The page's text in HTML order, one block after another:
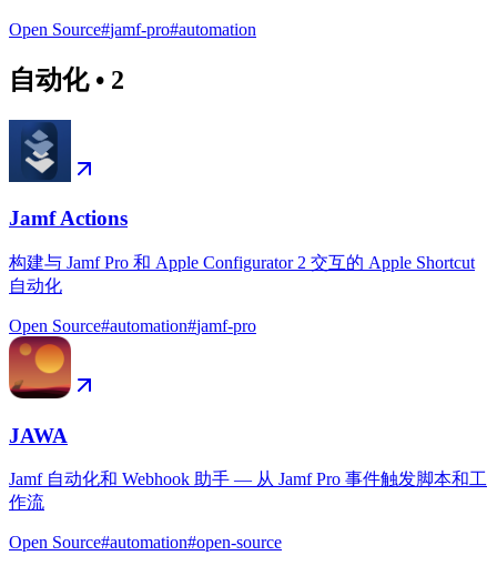
Open Source#jamf-pro#automation
自动化• 2
Jamf Actions
构建与 Jamf Pro 和 Apple Configurator 2 交互的 Apple Shortcut
自动化
Open Source#automation#jamf-pro
JAWA
Jamf 自动化和 Webhook 助手 — 从 Jamf Pro 事件触发脚本和工
作流
Open Source#automation#open-source